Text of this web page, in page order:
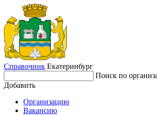
Справочник Екатеринбург
Поиск по
Добавить
Организацию
Вакансию